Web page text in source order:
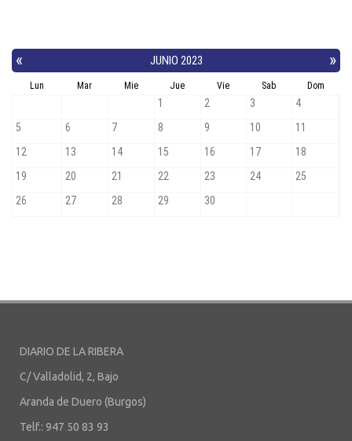
DIARIO DE LA RIBERA
C/ Valladolid, 2, Bajo
Aranda de Duero (Burgos)
Telf.: 947 50 83 93